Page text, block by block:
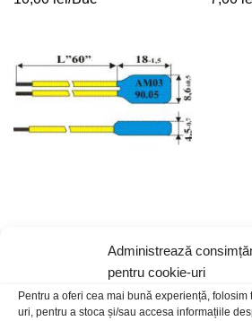
Administrează
pentru cookie-uri
Pentru a oferi cea mai bună experiență,
uri, pentru a stoca și/sau accesa informațiile
Termostat NC120 2.5A AM03
Buton
4,00